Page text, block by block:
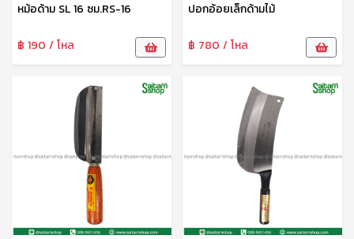
หม้อด้าม SL 16 ซม.RS-16
฿ 190 / โหล
ปอกอ้อยเล็กด้ามไม้
฿ 780 / โหล